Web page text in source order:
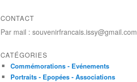
CONTACT
Par mail : souvenirfrancais.issy@gmail.com
CATÉGORIES
Commémorations - Evénements
Portraits - Epopées - Associations